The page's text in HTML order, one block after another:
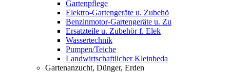
Gartenpflege
Elektro-Gartengeräte u. Zubehö
Benzinmotor-Gartengeräte u. Zu
Ersatzteile u. Zubehör f. Elek
Wassertechnik
Pumpen/Teiche
Landwirtschaftlicher Kleinbeda
Gartenanzucht, Dünger, Erden